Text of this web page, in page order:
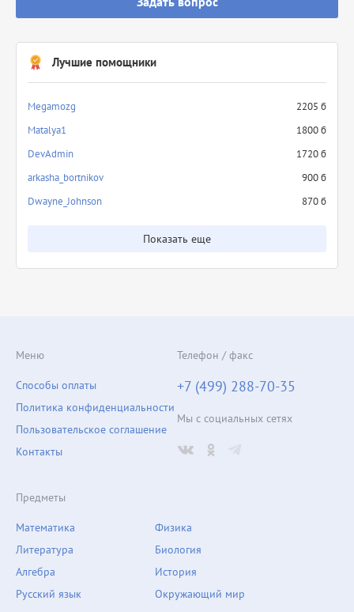
Лучшие помощники
Megamozg
2205 б
Matalya1
1800 б
DevAdmin
1720 б
arkasha_bortnikov
900 б
Dwayne_Johnson
870 б
Показать еще
Предметы
Математика
Литература
Алгебра
Русский язык
Физика
Биология
История
Окружающий мир
Меню
Способы оплаты
Политика конфиденциальности
Пользовательское соглашение
Контакты
Телефон / факс
+7 (499) 288-70-35
Мы с социальных сетях